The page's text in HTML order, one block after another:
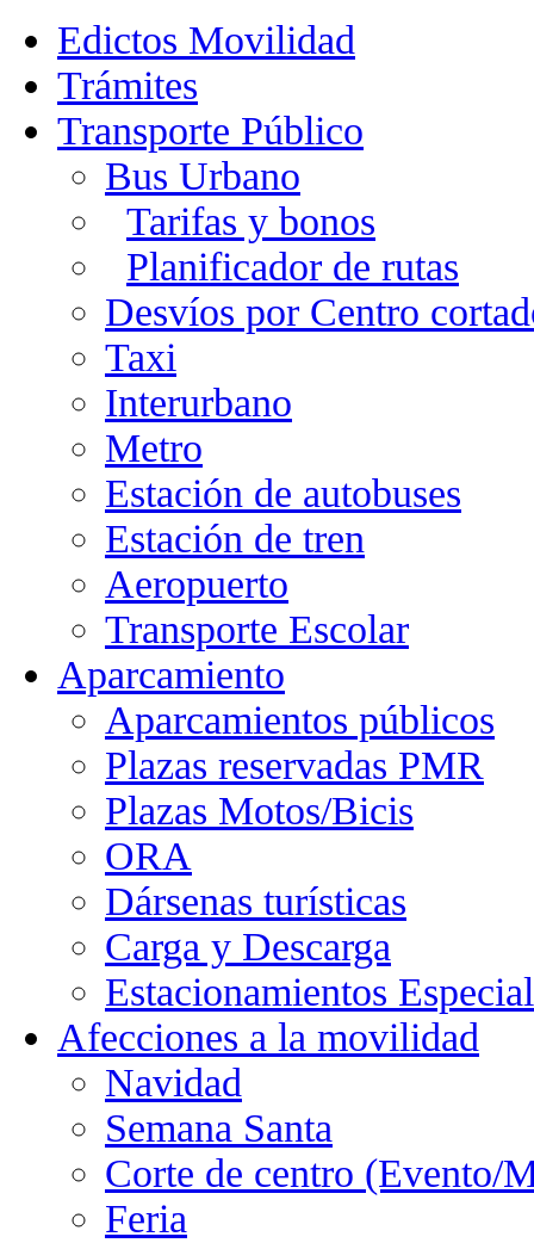
Edictos Movilidad
Trámites
Transporte Público
Bus Urbano
Tarifas y bonos
Planificador de rutas
Desvíos por Centro
Taxi
Interurbano
Metro
Estación de autobuses
Estación de tren
Aeropuerto
Transporte Escolar
Aparcamiento
Aparcamientos públicos
Plazas reservadas PMR
Plazas Motos/Bicis
ORA
Dársenas turísticas
Carga y Descarga
Estacionamientos
Afecciones a la movilidad
Navidad
Semana Santa
Corte de centro (Evento/
Feria